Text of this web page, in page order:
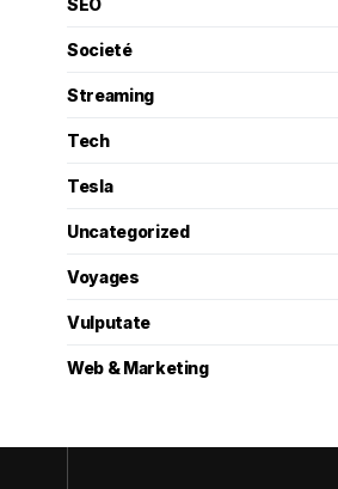
SEO
Societé
Streaming
Tech
Tesla
Uncategorized
Voyages
Vulputate
Web & Marketing